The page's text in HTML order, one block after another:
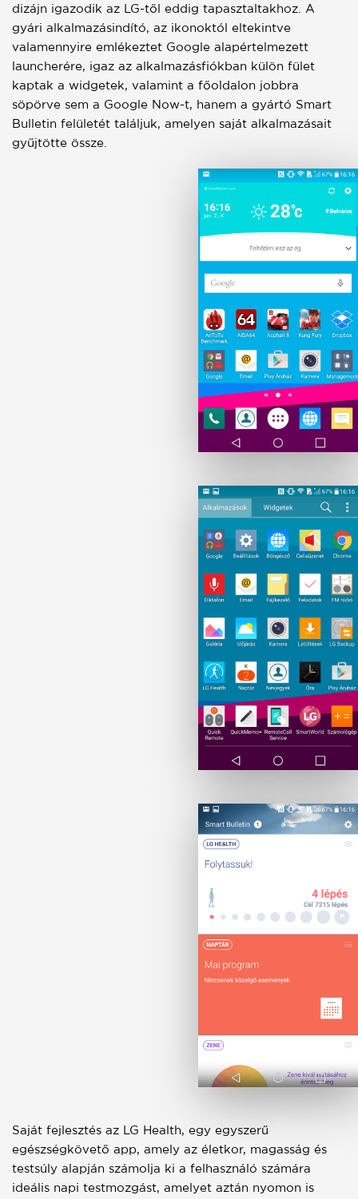
dizájn igazodik az LG-től eddig tapasztaltakhoz. A
gyári alkalmazásindító, az ikonoktól eltekintve
valamennyire emlékeztet Google alapértelmezett
launcherére, igaz az alkalmazásfiókban külön fület
kaptak a widgetek, valamint a főoldalon jobbra
söpörve sem a Google Now-t, hanem a gyártó Smart
Bulletin felületét találjuk, amelyen saját alkalmazásait
gyűjtötte össze.
Saját fejlesztés az LG Health, egy egyszerű
egészségkövető app, amely az életkor, magasság és
testsúly alapján számolja ki a felhasználó számára
ideális napi testmozgást, amelyet aztán nyomon is